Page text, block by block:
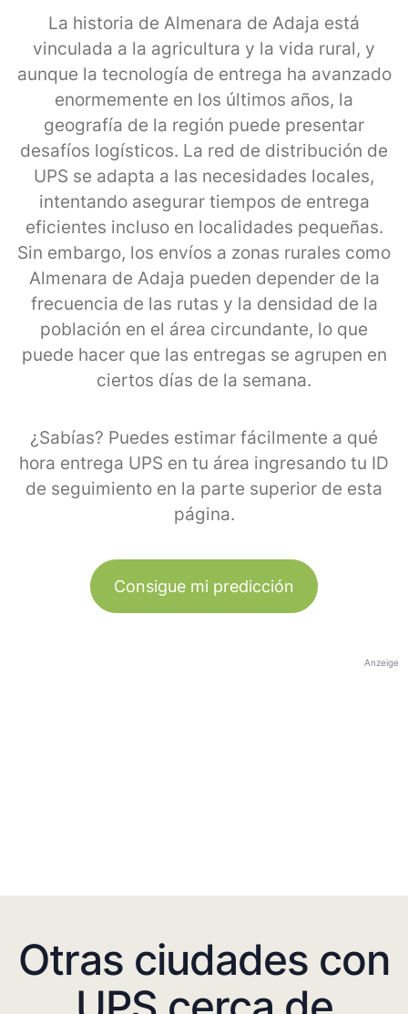
La historia de Almenara de Adaja está
vinculada a la agricultura y la vida rural, y
aunque la tecnología de entrega ha avanzado
enormemente en los últimos años, la
geografía de la región puede presentar
desafíos logísticos. La red de distribución de
UPS se adapta a las necesidades locales,
intentando asegurar tiempos de entrega
eficientes incluso en localidades pequeñas.
Sin embargo, los envíos a zonas rurales como
Almenara de Adaja pueden depender de la
frecuencia de las rutas y la densidad de la
población en el área circundante, lo que
puede hacer que las entregas se agrupen en
ciertos días de la semana.
¿Sabías? Puedes estimar fácilmente a qué
hora entrega UPS en tu área ingresando tu ID
de seguimiento en la parte superior de esta
página.
Consigue mi predicción
Anzeige
Otras ciudades con